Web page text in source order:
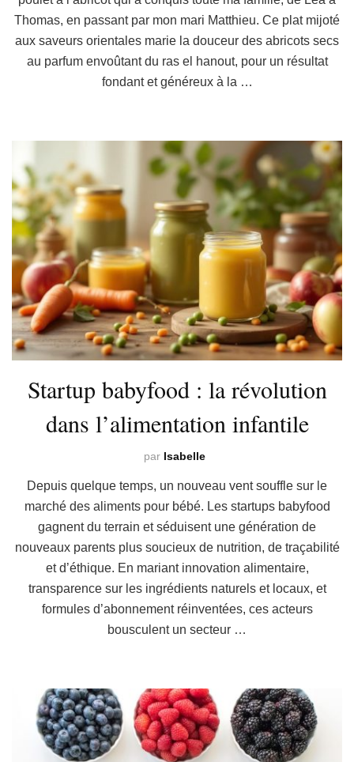
Thomas, en passant par mon mari Matthieu. Ce plat mijoté
aux saveurs orientales marie la douceur des abricots secs
au parfum envoûtant du ras el hanout, pour un résultat
fondant et généreux à la …
Startup babyfood : la révolution
dans l’alimentation infantile
par Isabelle
Depuis quelque temps, un nouveau vent souffle sur le
marché des aliments pour bébé. Les startups babyfood
gagnent du terrain et séduisent une génération de
nouveaux parents plus soucieux de nutrition, de traçabilité
et d’éthique. En mariant innovation alimentaire,
transparence sur les ingrédients naturels et locaux, et
formules d’abonnement réinventées, ces acteurs
bousculent un secteur …